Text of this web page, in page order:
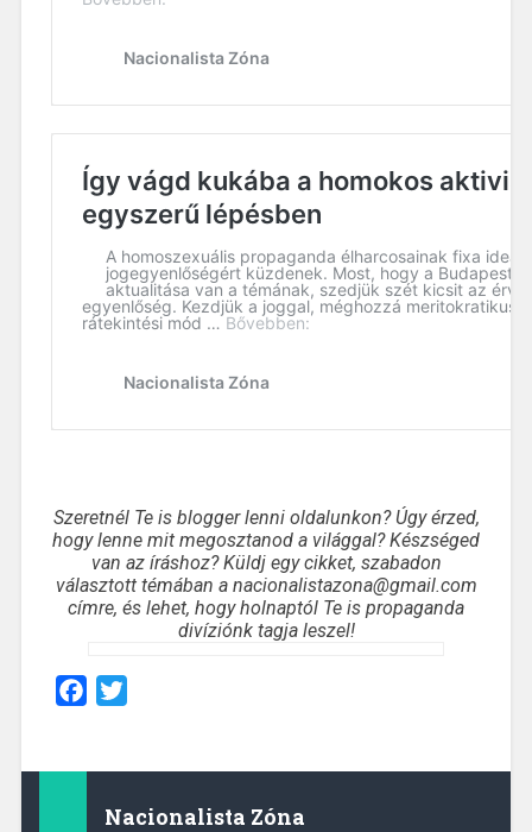
Szeretnél Te is blogger lenni oldalunkon? Úgy érzed,
hogy lenne mit megosztanod a világgal? Készséged
van az íráshoz? Küldj egy cikket, szabadon
választott témában a nacionalistazona@gmail.com
címre, és lehet, hogy holnaptól Te is propaganda
divíziónk tagja leszel!
Facebook
Nacionalista Zóna